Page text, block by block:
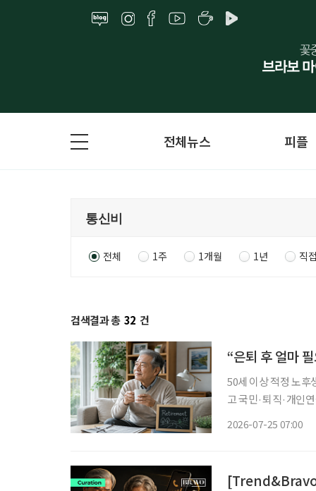
전체뉴스 피플
전체 1주 1개월 1년 직
검색결과 총 32 건
“은퇴 후 얼마
50세 이상 적정 노후
고 국민·퇴직·개인
2026-07-25 07:00
[Trend&Bravo]